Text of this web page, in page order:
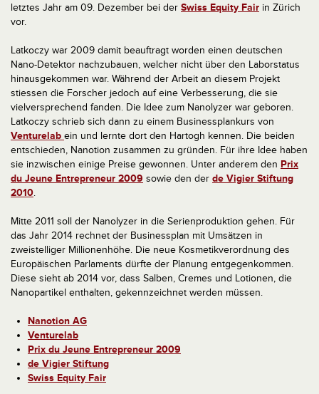
letztes Jahr am 09. Dezember bei der Swiss Equity Fair in Zürich
vor.
Latkoczy war 2009 damit beauftragt worden einen deutschen
Nano-Detektor nachzubauen, welcher nicht über den Laborstatus
hinausgekommen war. Während der Arbeit an diesem Projekt
stiessen die Forscher jedoch auf eine Verbesserung, die sie
vielversprechend fanden. Die Idee zum Nanolyzer war geboren.
Latkoczy schrieb sich dann zu einem Businessplankurs von
Venturelab ein und lernte dort den Hartogh kennen. Die beiden
entschieden, Nanotion zusammen zu gründen. Für ihre Idee haben
sie inzwischen einige Preise gewonnen. Unter anderem den Prix
du Jeune Entrepreneur 2009 sowie den der de Vigier Stiftung
2010.
Mitte 2011 soll der Nanolyzer in die Serienproduktion gehen. Für
das Jahr 2014 rechnet der Businessplan mit Umsätzen in
zweistelliger Millionenhöhe. Die neue Kosmetikverordnung des
Europäischen Parlaments dürfte der Planung entgegenkommen.
Diese sieht ab 2014 vor, dass Salben, Cremes und Lotionen, die
Nanopartikel enthalten, gekennzeichnet werden müssen.
Nanotion AG
Venturelab
Prix du Jeune Entrepreneur 2009
de Vigier Stiftung
Swiss Equity Fair